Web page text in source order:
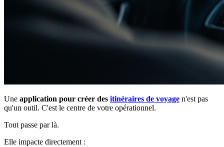
Une application pour créer des itinéraires de voyage n'est pas
qu'un outil. C'est le centre de votre opérationnel.
Tout passe par là.
Elle impacte directement :